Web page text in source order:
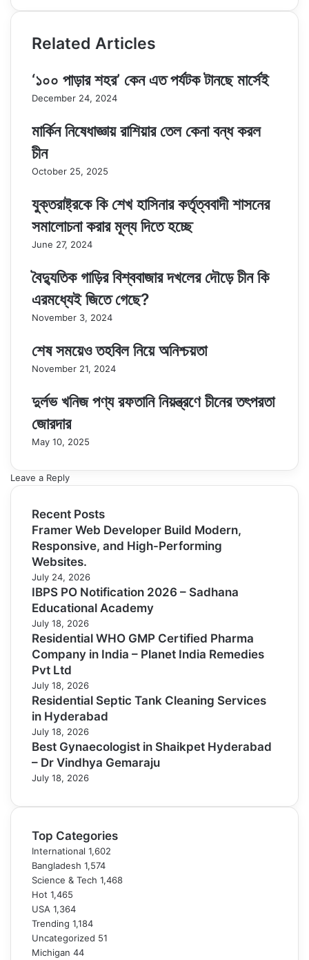
Related Articles
‘১০০ পাড়ার শহর’ কেন এত পর্যটক টানছে মার্সেই
December 24, 2024
মার্কিন নিষেধাজ্ঞায় রাশিয়ার তেল কেনা বন্ধ করল
চীন
October 25, 2025
যুক্তরাষ্ট্রকে কি শেখ হাসিনার কর্তৃত্ববাদী শাসনের
সমালোচনা করার মূল্য দিতে হচ্ছে
June 27, 2024
বৈদ্যুতিক গাড়ির বিশ্ববাজার দখলের দৌড়ে চীন কি
এরমধ্যেই জিতে গেছে?
November 3, 2024
শেষ সময়েও তহবিল নিয়ে অনিশ্চয়তা
November 21, 2024
দুর্লভ খনিজ পণ্য রফতানি নিয়ন্ত্রণে চীনের তৎপরতা
জোরদার
May 10, 2025
Leave a Reply
Recent Posts
Framer Web Developer Build Modern,
Responsive, and High-Performing
Websites.
July 24, 2026
IBPS PO Notification 2026 – Sadhana
Educational Academy
July 18, 2026
Residential WHO GMP Certified Pharma
Company in India – Planet India Remedies
Pvt Ltd
July 18, 2026
Residential Septic Tank Cleaning Services
in Hyderabad
July 18, 2026
Best Gynaecologist in Shaikpet Hyderabad
– Dr Vindhya Gemaraju
July 18, 2026
Top Categories
International 1,602
Bangladesh 1,574
Science & Tech 1,468
Hot 1,465
USA 1,364
Trending 1,184
Uncategorized 51
Michigan 44